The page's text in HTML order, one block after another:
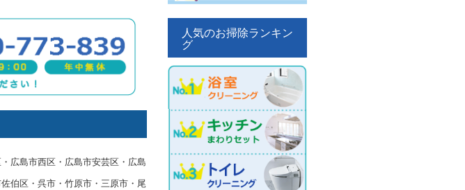
広島市西区・広島市安芸区・広島
伯区・呉市・竹原市・三原市・尾
人気のお掃除ランキン
グ